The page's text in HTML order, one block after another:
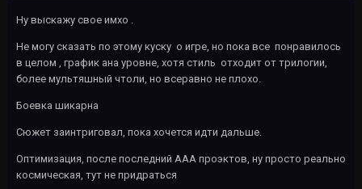
Ну выскажу свое имхо .
Не могу сказать по этому куску о игре, но пока все понравилось
в целом , график ана уровне, хотя стиль отходит от трилогии,
более мультяшный чтоли, но всеравно не плохо.
Боевка шикарна
Сюжет заинтриговал, пока хочется идти дальше.
Оптимизация, после последний ААА проэктов, ну просто реально
космическая, тут не придраться